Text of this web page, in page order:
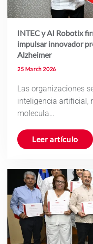
INTEC y AI Robotix
impulsar innovador
Alzheimer
25 March 2026
Las organizaciones
inteligencia artificial,
molecula…
Leer artículo